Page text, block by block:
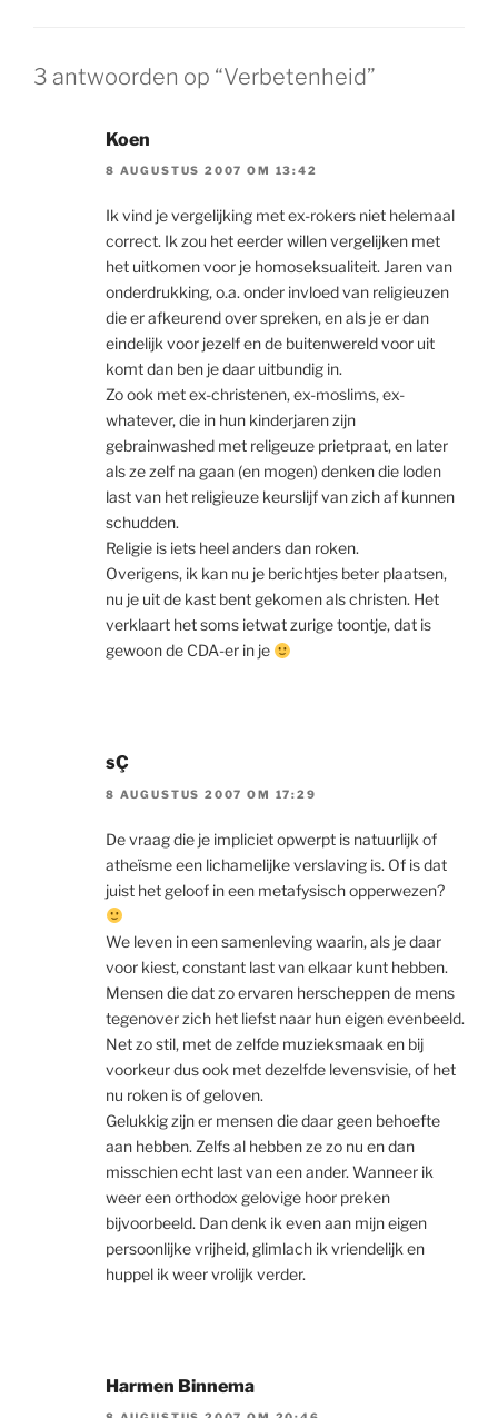
3 antwoorden op “Verbetenheid”
Koen
8 AUGUSTUS 2007 OM 13:42
Ik vind je vergelijking met ex-rokers niet helemaal
correct. Ik zou het eerder willen vergelijken met
het uitkomen voor je homoseksualiteit. Jaren van
onderdrukking, o.a. onder invloed van religieuzen
die er afkeurend over spreken, en als je er dan
eindelijk voor jezelf en de buitenwereld voor uit
komt dan ben je daar uitbundig in.
Zo ook met ex-christenen, ex-moslims, ex-
whatever, die in hun kinderjaren zijn
gebrainwashed met religeuze prietpraat, en later
als ze zelf na gaan (en mogen) denken die loden
last van het religieuze keurslijf van zich af kunnen
schudden.
Religie is iets heel anders dan roken.
Overigens, ik kan nu je berichtjes beter plaatsen,
nu je uit de kast bent gekomen als christen. Het
verklaart het soms ietwat zurige toontje, dat is
gewoon de CDA-er in je
sÇ
8 AUGUSTUS 2007 OM 17:29
De vraag die je impliciet opwerpt is natuurlijk of
atheïsme een lichamelijke verslaving is. Of is dat
juist het geloof in een metafysisch opperwezen?
We leven in een samenleving waarin, als je daar
voor kiest, constant last van elkaar kunt hebben.
Mensen die dat zo ervaren herscheppen de mens
tegenover zich het liefst naar hun eigen evenbeeld.
Net zo stil, met de zelfde muzieksmaak en bij
voorkeur dus ook met dezelfde levensvisie, of het
nu roken is of geloven.
Gelukkig zijn er mensen die daar geen behoefte
aan hebben. Zelfs al hebben ze zo nu en dan
misschien echt last van een ander. Wanneer ik
weer een orthodox gelovige hoor preken
bijvoorbeeld. Dan denk ik even aan mijn eigen
persoonlijke vrijheid, glimlach ik vriendelijk en
huppel ik weer vrolijk verder.
Harmen Binnema